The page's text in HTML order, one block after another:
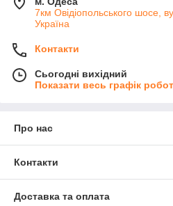
7км Овідіопольського шосе,
Україна
Контакти
Сьогодні вихідний
Показати весь графік
Про нас
Контакти
Доставка та оплата